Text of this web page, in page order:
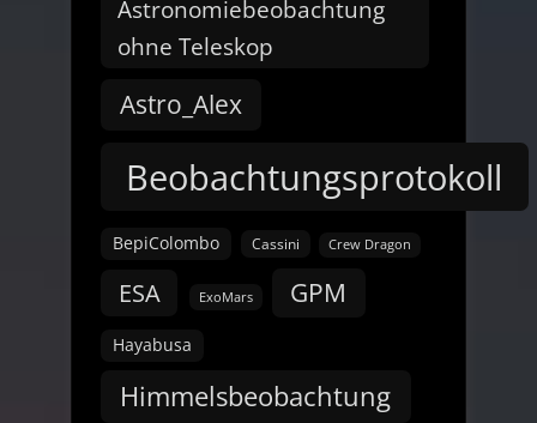
Astronomiebeobachtung
ohne Teleskop
Astro_Alex
Beobachtungsprotokoll
BepiColombo Cassini Crew Dragon
ESA ExoMars GPM
Hayabusa
Himmelsbeobachtung